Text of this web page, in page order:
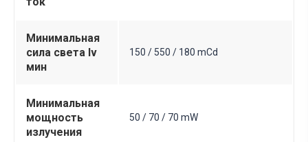
Минимальная
сила света Iv
мин
150 / 550 / 180 mCd
Минимальная
мощность
излучения
50 / 70 / 70 mW